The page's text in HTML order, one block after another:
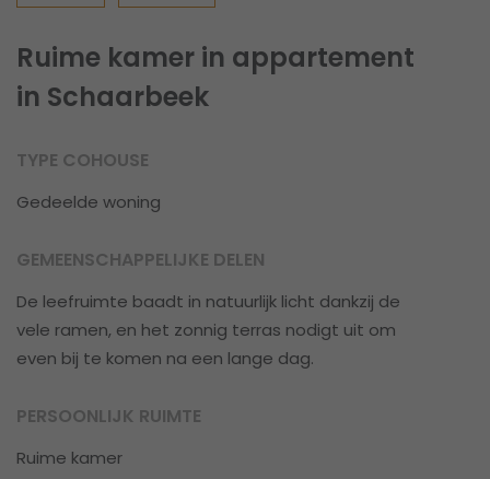
Ruime kamer in appartement
in Schaarbeek
TYPE COHOUSE
Gedeelde woning
GEMEENSCHAPPELIJKE DELEN
De leefruimte baadt in natuurlijk licht dankzij de
vele ramen, en het zonnig terras nodigt uit om
even bij te komen na een lange dag.
PERSOONLIJK RUIMTE
Ruime kamer